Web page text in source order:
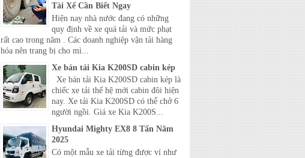
Tài Xế Cần Biết Ngay
Hiện nay nhà nước đang có những
quy định về xe quá tải và mức phạt
rất cao trong năm . Các doanh nghiệp vận tải hàng
hóa nên trang bị cho mì...
Xe bán tải Kia K200SD cabin kép
Xe bán tải Kia K200SD cabin kép là
chiếc xe tải thế hệ mới cabin đôi hiện
nay. Xe tải Kia K200SD có thể chở 6
người ngồi. Giá xe Kia K200S...
Hyundai Mighty EX8 8 Tấn Năm
2025
Có một mẫu xe tải từng được ví như